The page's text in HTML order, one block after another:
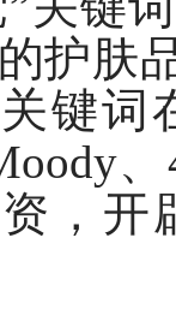
护肤
键词
，